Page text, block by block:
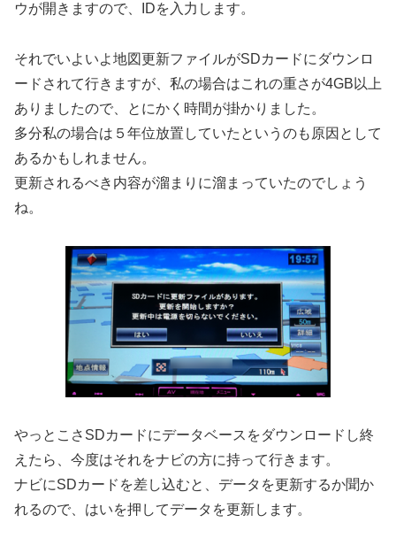
ウが開きますので、IDを入力します。
それでいよいよ地図更新ファイルがSDカードにダウンロ
ードされて行きますが、私の場合はこれの重さが4GB以上
ありましたので、とにかく時間が掛かりました。
多分私の場合は５年位放置していたというのも原因として
あるかもしれません。
更新されるべき内容が溜まりに溜まっていたのでしょう
ね。
やっとこさSDカードにデータベースをダウンロードし終
えたら、今度はそれをナビの方に持って行きます。
ナビにSDカードを差し込むと、データを更新するか聞か
れるので、はいを押してデータを更新します。